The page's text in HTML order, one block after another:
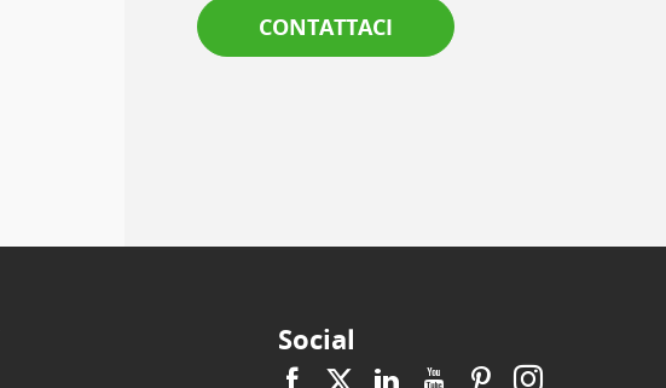
CONTATTACI
Social